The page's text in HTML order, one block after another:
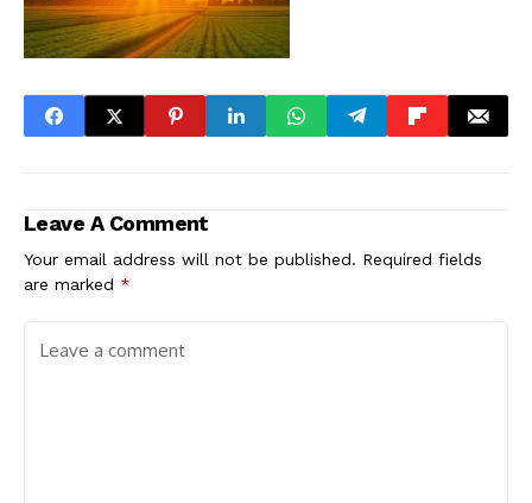
Leave A Comment
Your email address will not be published. Required fields
are marked *